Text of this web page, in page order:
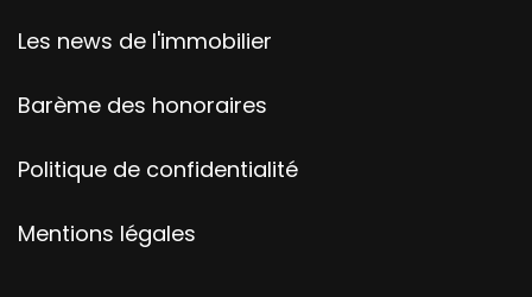
Les news de l'immobilier
Barème des honoraires
Politique de confidentialité
Mentions légales